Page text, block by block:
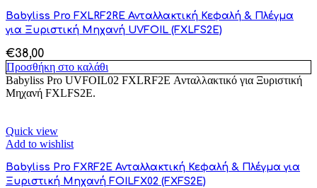
Babyliss Pro FXLRF2RE Ανταλλακτική Κεφαλή & Πλέγμα
για Ξυριστική Μηχανή UVFOIL (FXLFS2E)
€38,00
Προσθήκη στο καλάθι
Babyliss Pro UVFOIL02 FXLRF2E Ανταλλακτικό για Ξυριστική
Μηχανή FXLFS2E.
Quick view
Add to wishlist
Babyliss Pro FXRF2E Ανταλλακτική Κεφαλή & Πλέγμα για
Ξυριστική Μηχανή FOILFX02 (FXFS2E)